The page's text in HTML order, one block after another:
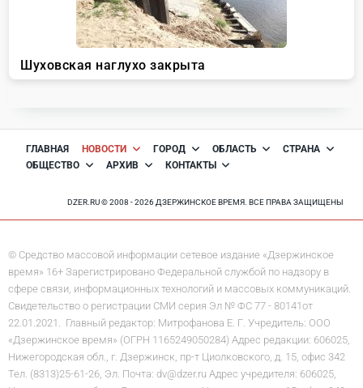
ГЛАВНАЯ НОВОСТИ ГОРОД ОБЛАСТЬ
СТРАНА
ОБЩЕСТВО
АРХИВ КОНТАКТЫ
DZER.RU © 2008 - 2026 ДЗЕРЖИНСКОЕ ВРЕМЯ. ВСЕ ПРАВА ЗАЩИЩЕНЫ
© Средство массовой информации сетевое издание «Дзержинское
время» 16+ Зарегистрировано Федеральной службой по надзору в
сфере связи, информационных технологий и массовых коммуникаций.
Свидетельство о регистрации СМИ серия Эл № ФС 77 - 80141от
22.01.2021. Главный редактор: Митрофанова Е. Г. Учредитель: ООО
«Дзержинское время» (ОГРН 1165249050284) Адрес редакции: 606025,
Нижегородская обл., г. Дзержинск, пр-т Циолковского, д. 15, офис 342
Тел. (8313)25-61-26, Эл. Почта: dv@dzer.ru Адрес учредителя: 606025,